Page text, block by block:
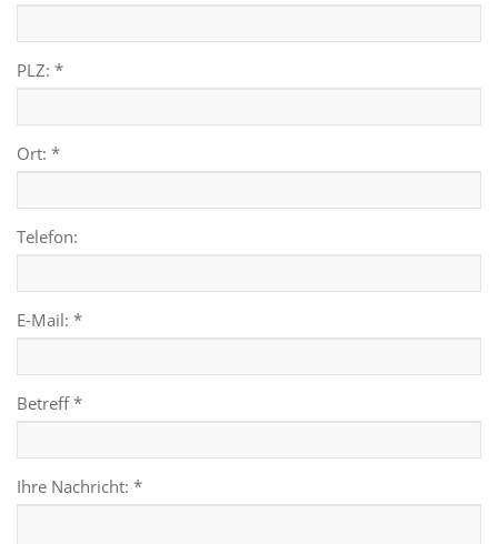
PLZ: *
Ort: *
Telefon:
E-Mail: *
Betreff *
Ihre Nachricht: *